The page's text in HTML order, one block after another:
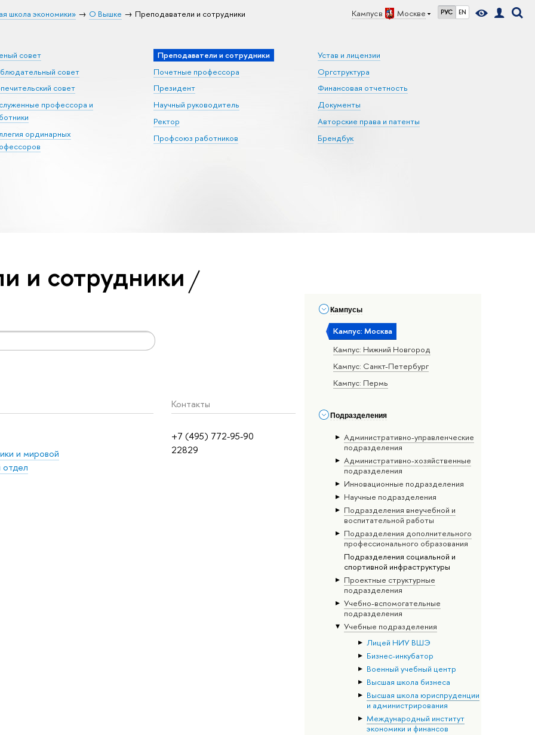
Кампус в Москве РУС EN
школа экономики» О Вышке Преподаватели и сотрудники
совет
совет
совет
профессора и
ординарных
Преподаватели и сотрудники
Почетные профессора
Президент
Научный руководитель
Ректор
Профсоюз работников
Устав и лицензии
Оргструктура
Финансовая отчетность
Документы
Авторские права и патенты
Брендбук
Кампусы
Кампус: Москва
Кампус: Нижний Новгород
Кампус: Санкт-Петербург
Кампус: Пермь
Подразделения
Административно-управленческие
подразделения
Административно-хозяйственные
подразделения
Инновационные подразделения
Научные подразделения
Подразделения внеучебной и
воспитательной работы
Подразделения дополнительного
профессионального образования
Подразделения социальной и
спортивной инфраструктуры
Проектные структурные
подразделения
Учебно-вспомогательные
подразделения
Учебные подразделения
Лицей НИУ ВШЭ
Бизнес-инкубатор
Военный учебный центр
Высшая школа бизнеса
Высшая школа юриспруденции
и администрирования
Международный институт
экономики и финансов
и сотрудники
Контакты
+7 (495) 772-95-90
22829
и мировой
отдел